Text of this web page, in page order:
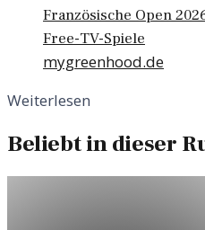
Französische Open
Free-TV-Spiele
mygreenhood.de
Weiterlesen
Beliebt in dieser